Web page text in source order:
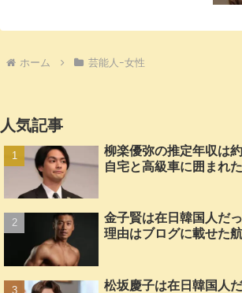
ホーム 芸能人ｰ女性
人気記事
柳楽優弥の推定年収は
自宅と高級車に囲まれ
金子賢は在日韓国人だ
理由はブログに載せた
松坂慶子は在日韓国人